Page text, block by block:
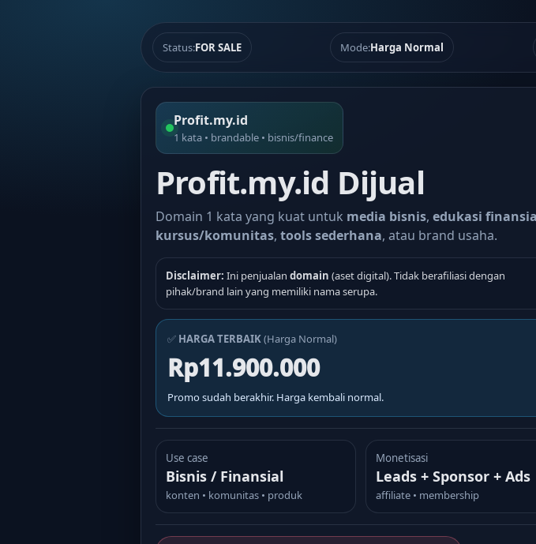
Status:FOR SALE Mode:Harga Normal
Profit.my.id
1 kata • brandable • bisnis/finance
Profit.my.id Dijual
Domain 1 kata yang kuat untuk media bisnis, edukasi
kursus/komunitas, tools sederhana, atau brand usaha.
Disclaimer: Ini penjualan domain (aset digital). Tidak berafiliasi dengan
pihak/brand lain yang memiliki nama serupa.
✅ HARGA TERBAIK(Harga Normal)
Rp11.900.000
Promo sudah berakhir. Harga kembali normal.
Use case
Bisnis / Finansial
konten • komunitas • produk
Monetisasi
Leads + Sponsor + Ads
affiliate • membership